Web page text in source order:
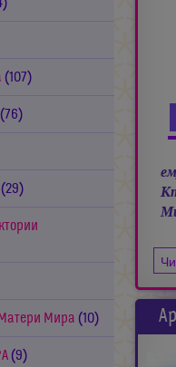
(107)
(76)
(29)
Мира (10)
(9)